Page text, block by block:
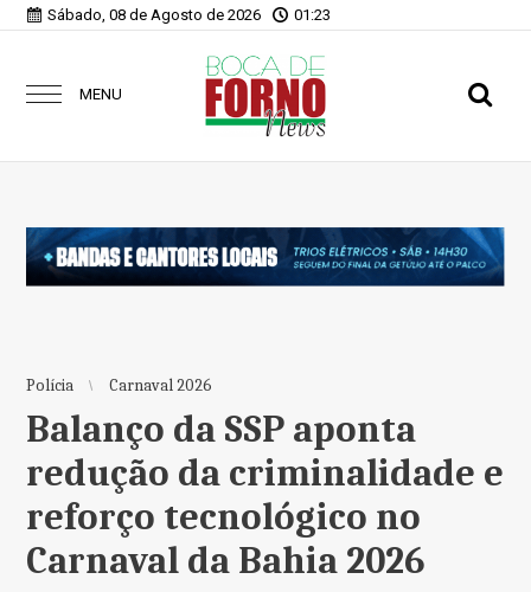
Sábado, 08 de Agosto de 2026 01:23
MENU
Polícia Carnaval 2026
Balanço da SSP aponta
redução da criminalidade e
reforço tecnológico no
Carnaval da Bahia 2026